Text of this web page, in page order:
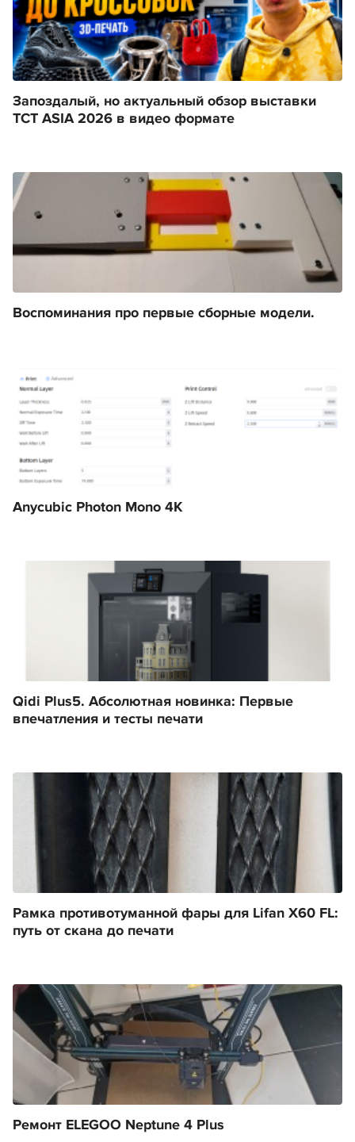
Запоздалый, но актуальный обзор выставки
TCT ASIA 2026 в видео формате
Воспоминания про первые сборные модели.
Anycubic Photon Mono 4K
Qidi Plus5. Абсолютная новинка: Первые
впечатления и тесты печати
Рамка противотуманной фары для Lifan X60 FL:
путь от скана до печати
Ремонт ELEGOO Neptune 4 Plus